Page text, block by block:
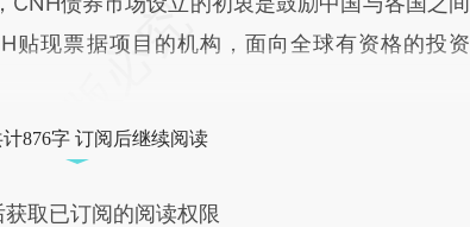
贴现票据项目的机构，面向全球有资格的投资
876字 订阅后继续阅读
取已订阅的阅读权限